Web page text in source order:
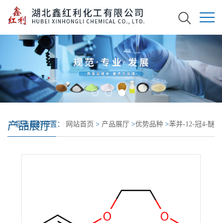
产品展厅
您当前的位置： 网站首页 > 产品展厅 >优势品种 >苯并-12-冠4-醚